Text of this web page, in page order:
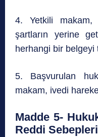
4. Yetkili makam,
şartların yerine
herhangi bir belgeyi
5. Başvurulan
makam, ivedi
Madde 5-
Reddi Sebepleri